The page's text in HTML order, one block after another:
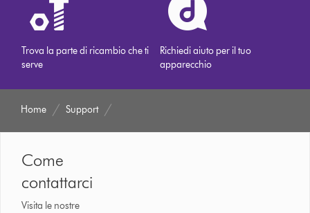
Trova la parte di ricambio che ti
serve
Richiedi aiuto per il tuo
apparecchio
Home Support
Come
contattarci
Visita le nostre